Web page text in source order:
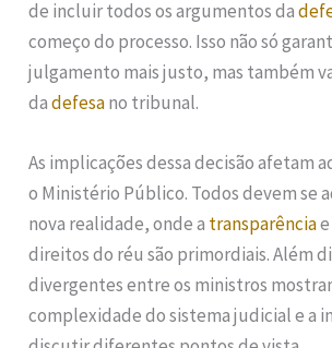
de incluir todos os argumentos da
começo do processo. Isso não só
julgamento mais justo, mas também
dadefesano tribunal.
As implicações dessa decisão afetam
o Ministério Público. Todos devem se
nova realidade, onde a transparência
direitos do réu são primordiais. Além
divergentes entre os ministros
complexidade do sistema judicial e a